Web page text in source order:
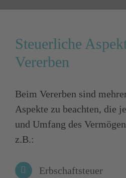
Steuerliche
Vererben
Beim Vererben sind
Aspekte zu beachten, die
und Umfang des
z.B.:
Erbschaftsteuer